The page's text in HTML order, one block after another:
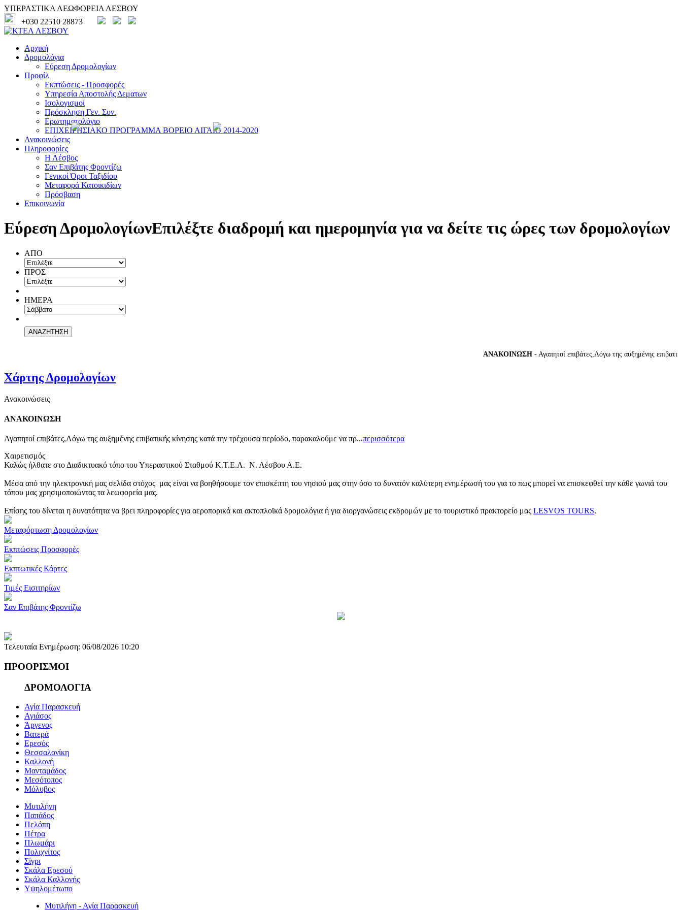
ΥΠΕΡΑΣΤΙΚΑ ΛΕΩΦΟΡΕΙΑ ΛΕΣΒΟΥ
+030 22510 28873
Αρχική
Δρομολόγια
Εύρεση Δρομολογίων
Προφίλ
Εκπτώσεις - Προσφορές
Υπηρεσία Αποστολής Δεματων
Ισολογισμοί
Πρόσκληση Γεν. Συν.
Ερωτηματολόγιο
ΕΠΙΧΕΙΡΗΣΙΑΚΟ ΠΡΟΓΡΑΜΜΑ ΒΟΡΕΙΟ ΑΙΓΑΙΟ 2014-2020
Ανακοινώσεις
Πληροφορίες
Η Λέσβος
Σαν Επιβάτης Φροντίζω
Γενικοί Όροι Ταξιδίου
Μεταφορά Κατοικιδίων
Πρόσβαση
Επικοινωνία
Εύρεση ΔρομολογίωνΕπιλέξτε διαδρομή και ημερομηνία για να δείτε τις ώρες των δρομολογίων
ΑΠΟ
ΠΡΟΣ
ΗΜΕΡΑ
ΑΝΑΚΟΙΝΩΣΗ- Αγαπητοί επιβάτες,Λόγω της αυξημένης επιβατικής
Χάρτης Δρομολογίων
Ανακοινώσεις
ΑΝΑΚΟΙΝΩΣΗ
Αγαπητοί επιβάτες,Λόγω της αυξημένης επιβατικής κίνησης κατά την τρέχουσα περίοδο, παρακαλούμε να πρ...περισσότερα
Χαιρετισμός
Καλώς ήλθατε στο Διαδικτυακό τόπο του Υπεραστικού Σταθμού Κ.Τ.Ε.Λ. Ν. Λέσβου Α.Ε.
Μέσα από την ηλεκτρονική μας σελίδα στόχος μας είναι να βοηθήσουμε τον επισκέπτη του νησιού μας στην όσο το δυνατόν καλύτερη ενημέρωσή του για το πως μπορεί να επισκεφθεί την κάθε γωνιά του
τόπου μας χρησιμοποιώντας τα λεωφορεία μας.
Επίσης του δίνεται η δυνατότητα να βρει πληροφορίες για αεροπορικά και ακτοπλοϊκά δρομολόγια ή για διοργανώσεις εκδρομών με το τουριστικό πρακτορείο μας LESVOS TOURS.
Μεταφόρτωση Δρομολογίων
Εκπτώσεις Προσφορές
Εκπτωτικές Κάρτες
Τιμές Εισιτηρίων
Σαν Επιβάτης Φροντίζω
Τελευταία Ενημέρωση: 06/08/2026 10:20
ΠΡΟΟΡΙΣΜΟΙ
ΔΡΟΜΟΛΟΓΙΑ
Αγία Παρασκευή
Αγιάσος
Άργενος
Βατερά
Ερεσός
Θεσσαλονίκη
Καλλονή
Μανταμάδος
Μεσότοπος
Μόλυβος
Μυτιλήνη
Παπάδος
Πελόπη
Πέτρα
Πλωμάρι
Πολιχνίτος
Σίγρι
Σκάλα Ερεσού
Σκάλα Καλλονής
Υψηλομέτωπο
Μυτιλήνη - Αγία Παρασκευή